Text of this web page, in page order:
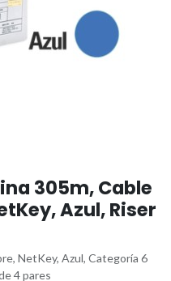
305m, Cable
Azul, Riser
NetKey, Azul, Categoría 6
4 pares